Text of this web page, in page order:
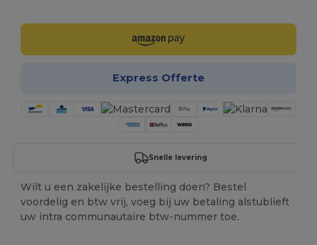
Express Offerte
Snelle levering
Wilt u een zakelijke bestelling doen? Bestel
voordelig en btw vrij, voeg bij uw betaling alstublieft
uw intra communautaire btw-nummer toe.